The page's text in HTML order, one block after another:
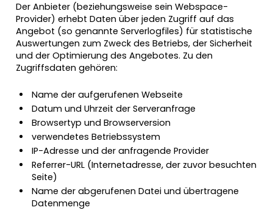
Der Anbieter (beziehungsweise sein Webspace-
Provider) erhebt Daten über jeden Zugriff auf das
Angebot (so genannte Serverlogfiles) für statistische
Auswertungen zum Zweck des Betriebs, der Sicherheit
und der Optimierung des Angebotes. Zu den
Zugriffsdaten gehören:
Name der aufgerufenen Webseite
Datum und Uhrzeit der Serveranfrage
Browsertyp und Browserversion
verwendetes Betriebssystem
IP-Adresse und der anfragende Provider
Referrer-URL (Internetadresse, der zuvor besuchten
Seite)
Name der abgerufenen Datei und übertragene
Datenmenge